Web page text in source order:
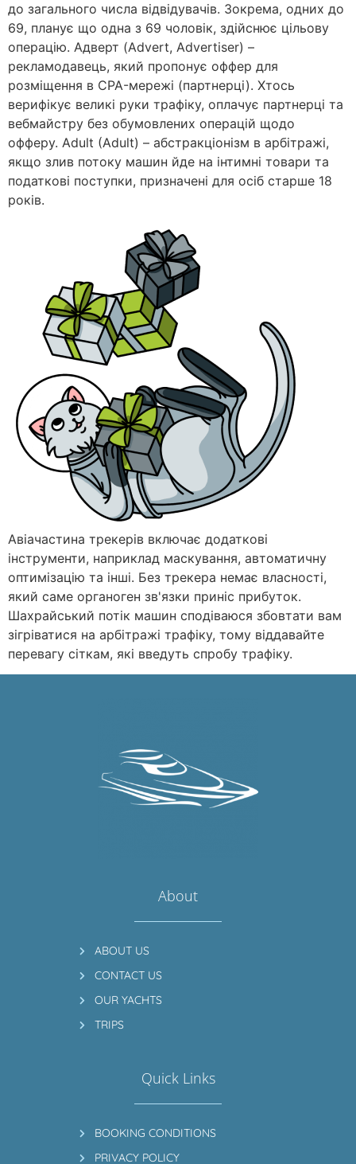
до загального числа відвідувачів. Зокрема, одних до
69, планує що одна з 69 чоловік, здійснює цільову
операцію. Адверт (Advert, Advertiser) –
рекламодавець, який пропонує оффер для
розміщення в CPA-мережі (партнерці). Хтось
верифікує великі руки трафіку, оплачує партнерці та
вебмайстру без обумовлених операцій щодо
офферу. Adult (Adult) – абстракціонізм в арбітражі,
якщо злив потоку машин йде на інтимні товари та
податкові поступки, призначені для осіб старше 18
років.
Авіачастина трекерів включає додаткові
інструменти, наприклад маскування, автоматичну
оптимізацію та інші. Без трекера немає власності,
який саме органоген зв'язки приніс прибуток.
Шахрайський потік машин сподіваюся збовтати вам
зігріватися на арбітражі трафіку, тому віддавайте
перевагу сіткам, які введуть спробу трафіку.
About
ABOUT US
CONTACT US
OUR YACHTS
TRIPS
Quick Links
BOOKING CONDITIONS
PRIVACY POLICY